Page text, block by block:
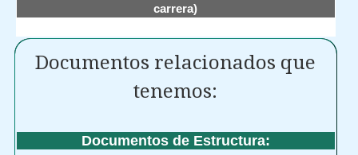
carrera)
Documentos relacionados que
tenemos:
Documentos de Estructura: